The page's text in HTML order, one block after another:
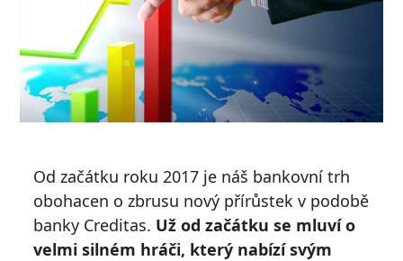
Od začátku roku 2017 je náš bankovní trh
obohacen o zbrusu nový přírůstek v podobě
banky Creditas. Už od začátku se mluví o
velmi silném hráči, který nabízí svým